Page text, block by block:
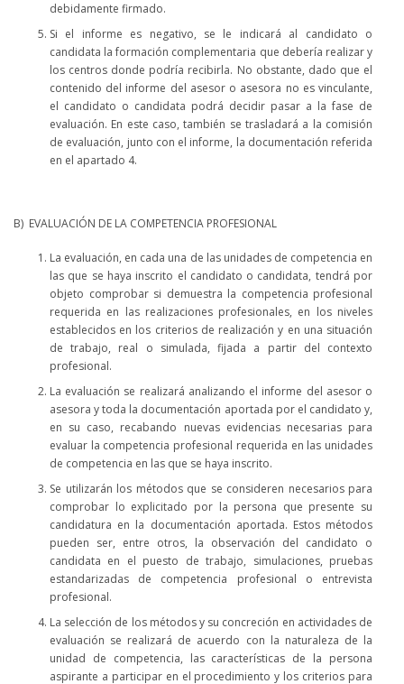
debidamente firmado.
Si el informe es negativo, se le indicará al candidato o
candidata la formación complementaria que debería realizar y
los centros donde podría recibirla. No obstante, dado que el
contenido del informe del asesor o asesora no es vinculante,
el candidato o candidata podrá decidir pasar a la fase de
evaluación. En este caso, también se trasladará a la comisión
de evaluación, junto con el informe, la documentación referida
en el apartado 4.
B) EVALUACIÓN DE LA COMPETENCIA PROFESIONAL
La evaluación, en cada una de las unidades de competencia en
las que se haya inscrito el candidato o candidata, tendrá por
objeto comprobar si demuestra la competencia profesional
requerida en las realizaciones profesionales, en los niveles
establecidos en los criterios de realización y en una situación
de trabajo, real o simulada, fijada a partir del contexto
profesional.
La evaluación se realizará analizando el informe del asesor o
asesora y toda la documentación aportada por el candidato y,
en su caso, recabando nuevas evidencias necesarias para
evaluar la competencia profesional requerida en las unidades
de competencia en las que se haya inscrito.
Se utilizarán los métodos que se consideren necesarios para
comprobar lo explicitado por la persona que presente su
candidatura en la documentación aportada. Estos métodos
pueden ser, entre otros, la observación del candidato o
candidata en el puesto de trabajo, simulaciones, pruebas
estandarizadas de competencia profesional o entrevista
profesional.
La selección de los métodos y su concreción en actividades de
evaluación se realizará de acuerdo con la naturaleza de la
unidad de competencia, las características de la persona
aspirante a participar en el procedimiento y los criterios para